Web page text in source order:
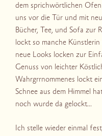
dem sprichwörtlichen
uns vor die Tür und mit
Bücher, Tee, und Sofa zur
lockt so manche
neue Looks locken zur
Genuss von leichter
Wahrgrrnommenes lockt
Schnee aus dem Himmel
noch wurde da gelockt…
Ich stelle wieder einmal